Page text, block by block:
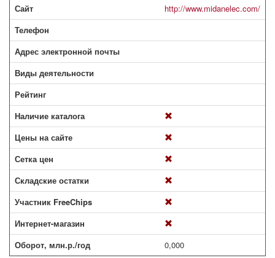
Сайт
http://www.midanelec.com/
Телефон
Адрес электронной почты
Виды деятельности
Рейтинг
Наличие каталога
Цены на сайте
Сетка цен
Складские остатки
Участник FreeChips
Интернет-магазин
Оборот, млн.р./год
0,000